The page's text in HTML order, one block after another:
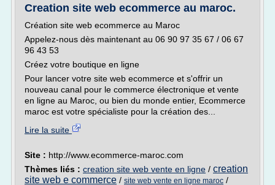
Creation site web ecommerce au maroc.
Création site web ecommerce au Maroc
Appelez-nous dès maintenant au 06 90 97 35 67 / 06 67
96 43 53
Créez votre boutique en ligne
Pour lancer votre site web ecommerce et s'offrir un
nouveau canal pour le commerce électronique et vente
en ligne au Maroc, ou bien du monde entier, Ecommerce
maroc est votre spécialiste pour la création des...
Lire la suite
Site : http://www.ecommerce-maroc.com
Thèmes liés : creation site web vente en ligne / creation
site web e commerce / site web vente en ligne maroc /